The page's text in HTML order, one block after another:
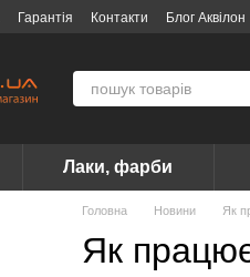
Гарантія Контакти Блог Аквілон
Лаки, фарби
Головна Новини Як
Як